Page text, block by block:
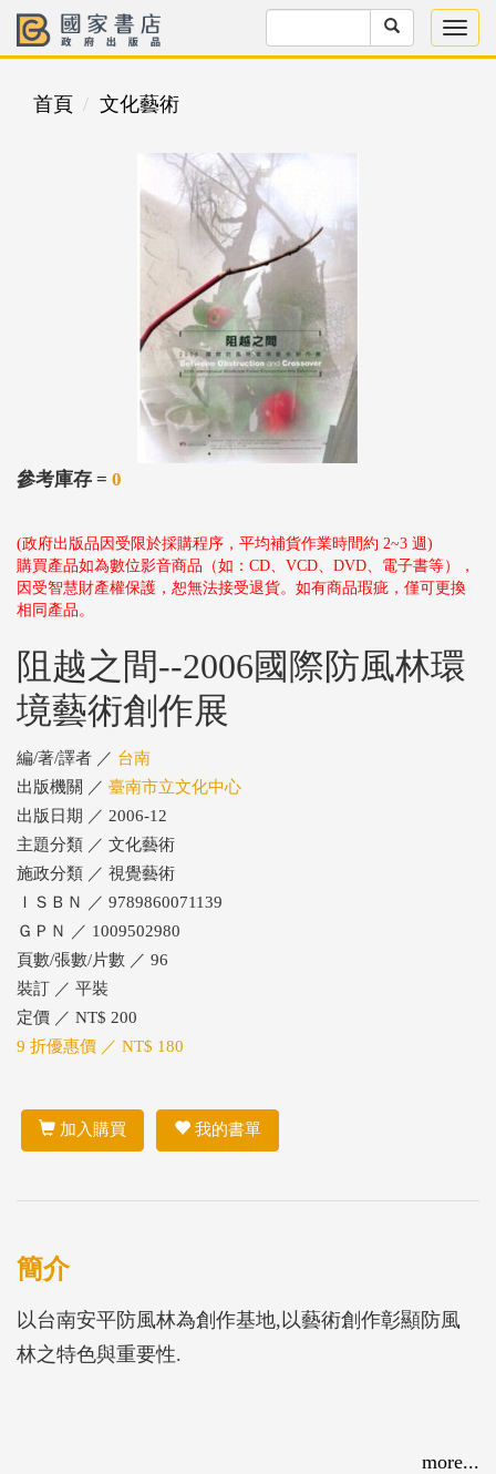
首頁 文化藝術
參考庫存 = 0
(政府出版品因受限於採購程序，平均補貨作業時間約 2~3 週)
購買產品如為數位影音商品（如：CD、VCD、DVD、電子書等），
因受智慧財產權保護，恕無法接受退貨。如有商品瑕疵，僅可更換
相同產品。
阻越之間--2006國際防風林環
境藝術創作展
編/著/譯者 ／ 台南
出版機關 ／ 臺南市立文化中心
出版日期 ／ 2006-12
主題分類 ／ 文化藝術
施政分類 ／ 視覺藝術
ＩＳＢＮ ／ 9789860071139
ＧＰＮ ／ 1009502980
頁數/張數/片數 ／ 96
裝訂 ／ 平裝
定價 ／ NT$ 200
9 折優惠價 ／ NT$ 180
加入購買 我的書單
簡介
以台南安平防風林為創作基地,以藝術創作彰顯防風
林之特色與重要性.
more...